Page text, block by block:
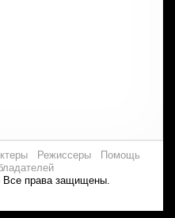
Режиссеры
Помощь
права защищены.